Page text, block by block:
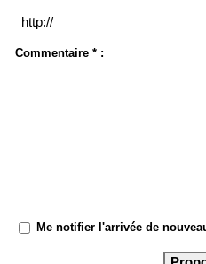
Commentaire * :
Me notifier l'arrivée de